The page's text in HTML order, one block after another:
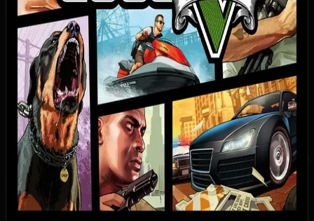
915 35 6 2 1
Купить игру
Купить на Plati.Market
Купить на Plati.Market